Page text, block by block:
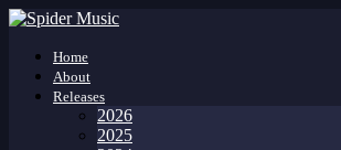
Home
About
Releases
2026
2025